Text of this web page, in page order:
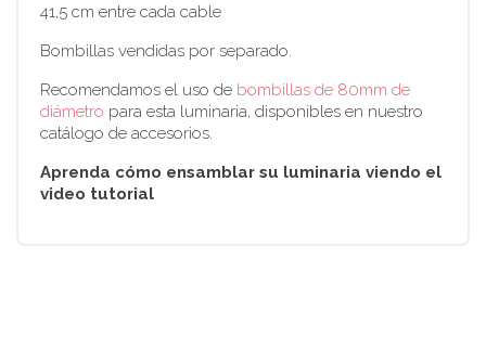
41,5 cm entre cada cable
Bombillas vendidas por separado.
Recomendamos el uso de bombillas de 80mm de
diámetro para esta luminaria, disponibles en nuestro
catálogo de accesorios.
Aprenda cómo ensamblar su luminaria viendo el
video tutorial